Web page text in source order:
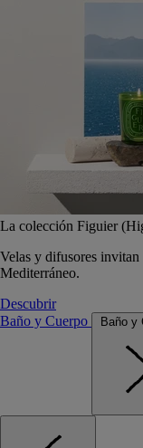
La colección Figuier
Velas y difusores
Mediterráneo.
Descubrir
Baño y Cuerpo
Baño y